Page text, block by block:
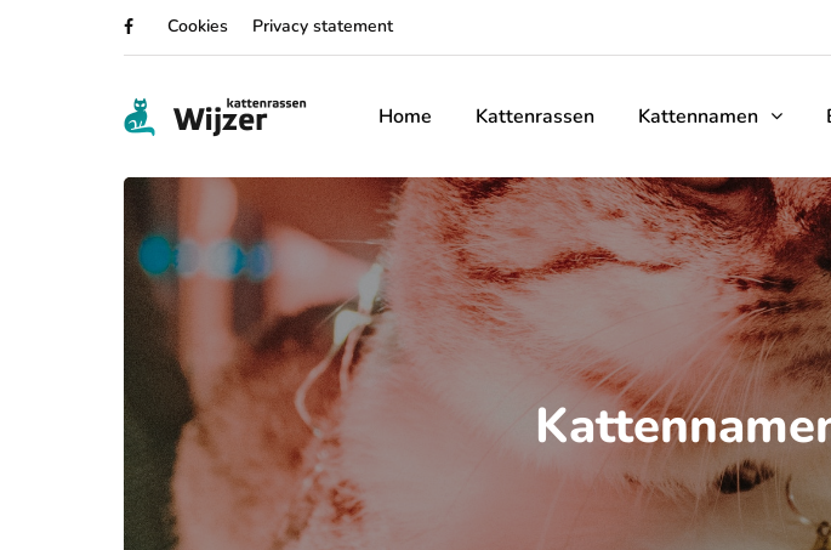
Cookies Privacy statement
Home Kattenrassen Kattennamen